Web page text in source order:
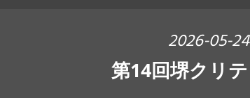
2026-05-24
第14回堺クリ